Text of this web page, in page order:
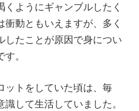
ようにギャンブルしたく
動ともいえますが、多く
したことが原因で身につい
。
ットをしていた頃は、毎
して生活していました。